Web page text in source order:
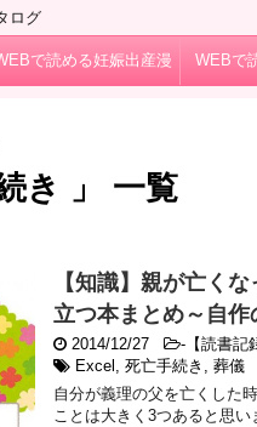
ログ
で読める妊娠出産漫 WEBで
き 」 一覧
【知識】親が亡く
立つ本まとめ～自
2014/12/27 -【読書記
Excel , 死亡手続き , 葬儀
自分が義理の父を亡くした
ことは大きく3つあると思